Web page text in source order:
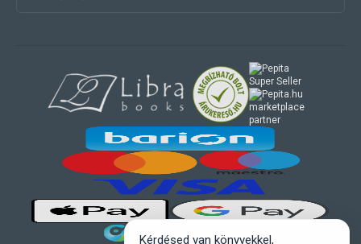
marketplace
partner
Kérdésed van könyvekkel,